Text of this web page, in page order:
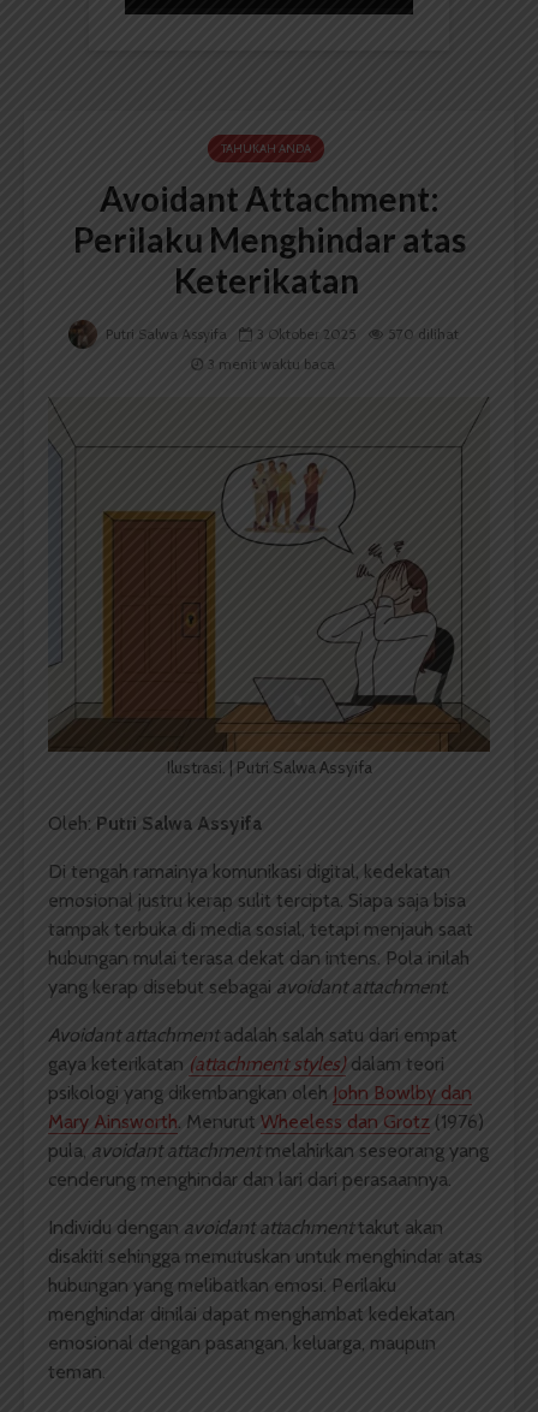
TAHUKAH ANDA
Avoidant Attachment:
Perilaku Menghindar atas
Keterikatan
Putri Salwa Assyifa 3 Oktober 2025
570 dilihat
3 menit waktu baca
Ilustrasi. | Putri Salwa Assyifa
Oleh: Putri Salwa Assyifa
Di tengah ramainya komunikasi digital, kedekatan
emosional justru kerap sulit tercipta. Siapa saja bisa
tampak terbuka di media sosial, tetapi menjauh saat
hubungan mulai terasa dekat dan intens. Pola inilah
yang kerap disebut sebagai avoidant attachment.
Avoidant attachmentadalah salah satu dari empat
gaya keterikatan (attachment styles) dalam teori
psikologi yang dikembangkan oleh John Bowlby dan
Mary Ainsworth . Menurut Wheeless dan Grotz (1976)
pula, avoidant attachmentmelahirkan seseorang yang
cenderung menghindar dan lari dari perasaannya.
Individu dengan avoidant attachmenttakut akan
disakiti sehingga memutuskan untuk menghindar atas
hubungan yang melibatkan emosi. Perilaku
menghindar dinilai dapat menghambat kedekatan
emosional dengan pasangan, keluarga, maupun
teman.